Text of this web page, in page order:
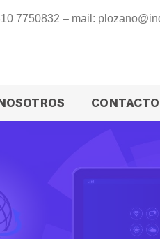
7750832 – mail:
CONTACTO